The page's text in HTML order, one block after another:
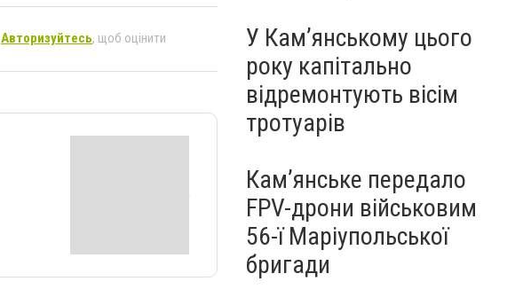
Авторизуйтесь, щоб оцінити
У Кам’янському цього
року капітально
відремонтують вісім
тротуарів
Кам’янське передало
FPV-дрони військовим
56-ї Маріупольської
бригади